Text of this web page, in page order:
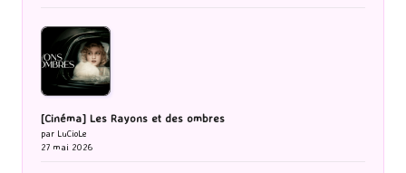
[Cinéma] Les Rayons et des ombres
par LuCioLe
27 mai 2026